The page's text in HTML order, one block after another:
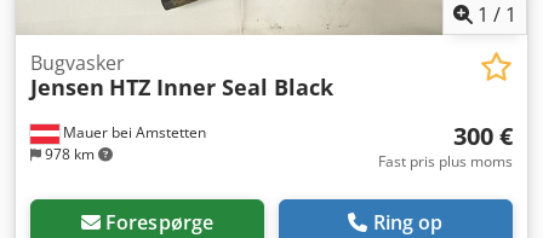
1 / 1
Mauer bei Amstetten
978 km
Bugvasker
Jensen HTZ Inner Seal Black
300 €
Fast pris plus moms
Forespørge Ring op